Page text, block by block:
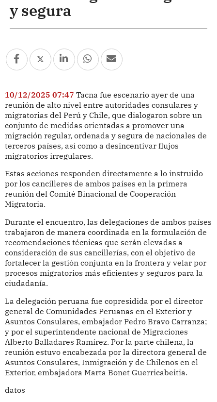
y segura
10/12/2025 07:47 Tacna fue escenario ayer de una
reunión de alto nivel entre autoridades consulares y
migratorias del Perú y Chile, que dialogaron sobre un
conjunto de medidas orientadas a promover una
migración regular, ordenada y segura de nacionales de
terceros países, así como a desincentivar flujos
migratorios irregulares.
Estas acciones responden directamente a lo instruido
por los cancilleres de ambos países en la primera
reunión del Comité Binacional de Cooperación
Migratoria.
Durante el encuentro, las delegaciones de ambos países
trabajaron de manera coordinada en la formulación de
recomendaciones técnicas que serán elevadas a
consideración de sus cancillerías, con el objetivo de
fortalecer la gestión conjunta en la frontera y velar por
procesos migratorios más eficientes y seguros para la
ciudadanía.
La delegación peruana fue copresidida por el director
general de Comunidades Peruanas en el Exterior y
Asuntos Consulares, embajador Pedro Bravo Carranza;
y por el superintendente nacional de Migraciones
Alberto Balladares Ramírez. Por la parte chilena, la
reunión estuvo encabezada por la directora general de
Asuntos Consulares, Inmigración y de Chilenos en el
Exterior, embajadora Marta Bonet Guerricabeitia.
datos